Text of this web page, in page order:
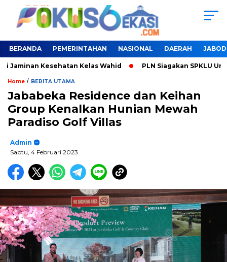
BERANDA PEMERINTAHAN NASIONAL DAERAH
Kelas Wahid PLN Siagakan SPKLU Untuk Liburan
Home / BERITA UTAMA
Jababeka Residence dan Keihan
Group Kenalkan Hunian Mewah
Paradiso Golf Villas
Admin
Sabtu, 4 Februari 2023